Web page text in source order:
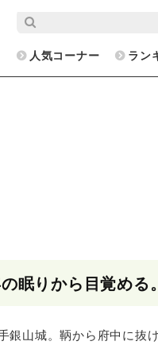
人気コーナー ラン
眠りから目覚める。
銀山城。鞆から府中に抜